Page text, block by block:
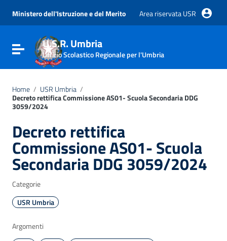
Vai al menu di navigazione
Vai al footer
Ministero dell'Istruzione e del Merito Area riservata USR
Attiva / disattiva la navigazione
U.S.R. Umbria
Ufficio Scolastico Regionale per l'Umbria
Home / USR Umbria /
Decreto rettifica Commissione AS01- Scuola Secondaria DDG
3059/2024
Decreto rettifica
Commissione AS01- Scuola
Secondaria DDG 3059/2024
Categorie
USR Umbria
Argomenti